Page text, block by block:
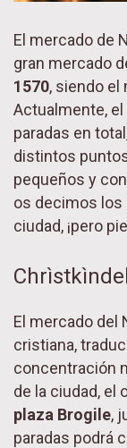
El mercado de
gran mercado
1570, siendo el
Actualmente,
paradas en
distintos
pequeños y
os decimos los
ciudad, ¡pero
El mercado del
cristiana,
concentración
de la ciudad, el
plaza Brogile,
paradas podrá